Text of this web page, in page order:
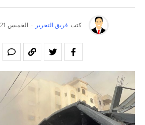
كتب فريق التحرير - الخميس 21 أغسطس 12:12 م